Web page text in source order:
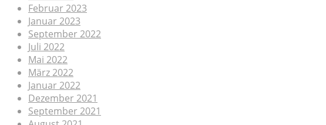
Februar 2023
Januar 2023
September 2022
Juli 2022
Mai 2022
März 2022
Januar 2022
Dezember 2021
September 2021